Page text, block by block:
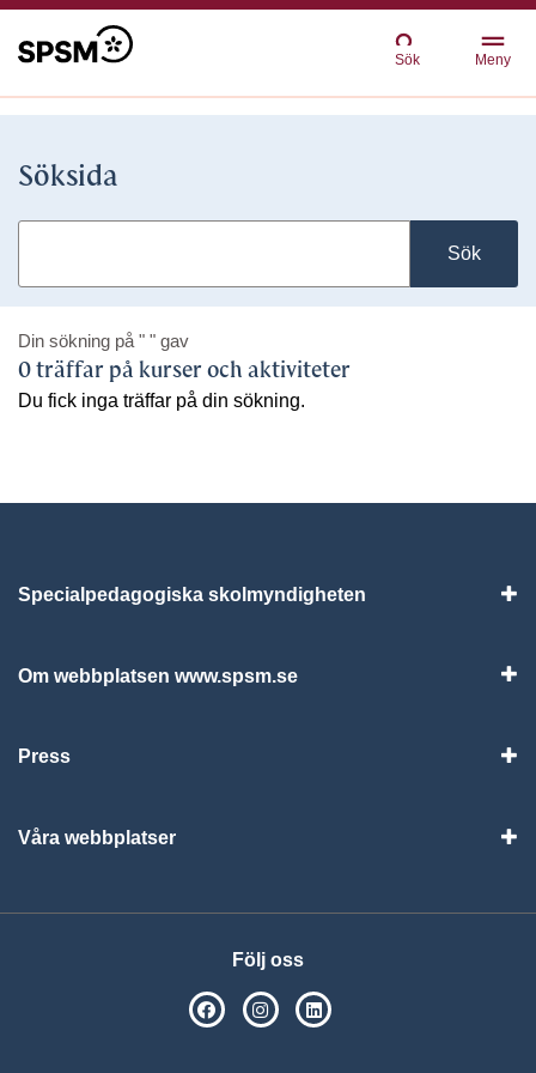
Sök Meny
Söksida
Sök
Din sökning på " " gav
0 träffar på kurser och aktiviteter
Du fick inga träffar på din sökning.
Specialpedagogiska skolmyndigheten
Om webbplatsen www.spsm.se
Press
Våra webbplatser
Följ oss
SPSM på Facebook
SPSM på Instagram